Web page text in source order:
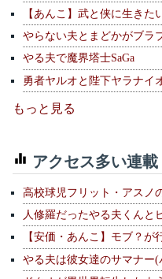
【あんこ】武と侠に生きた
やらない夫とまどかがブラ
やる夫で魔界塔士SaGa
勇者ヤルオと陛下ヤラナイ
もっと見る
アクセス多い連載
高校球児フリット・アスノ
人修羅だったやる夫くんと
【安価・あんこ】モブ？
やる夫は彼女達のサマナー(